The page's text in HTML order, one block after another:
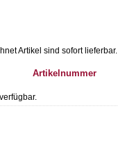
Artikel sind sofort lieferbar.
Artikelnummer